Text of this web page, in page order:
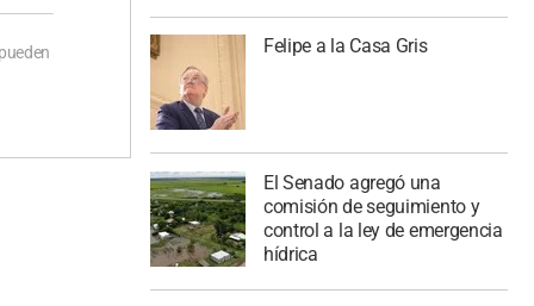
Felipe a la Casa Gris
El Senado agregó una
comisión de seguimiento y
control a la ley de emergencia
hídrica